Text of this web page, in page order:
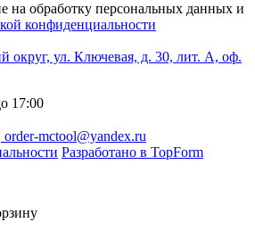
на обработку персональных данных и
конфиденциальности
ул. Ключевая, д. 30, лит. А, оф.
17:00
order-mctool@yandex.ru
Разработано в TopForm